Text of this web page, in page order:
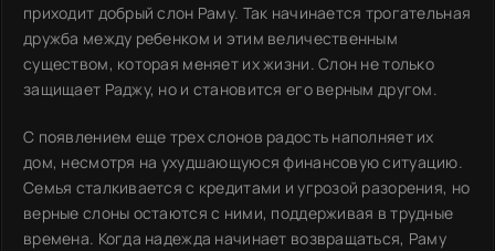
приходит добрый слон Раму. Так начинается трогательная
дружба между ребенком и этим величественным
существом, которая меняет их жизни. Слон не только
защищает Раджу, но и становится его верным другом.
С появлением еще трех слонов радость наполняет их
дом, несмотря на ухудшающуюся финансовую ситуацию.
Семья сталкивается с кредитами и угрозой разорения, но
верные слоны остаются с ними, поддерживая в трудные
времена. Когда надежда начинает возвращаться, Раму